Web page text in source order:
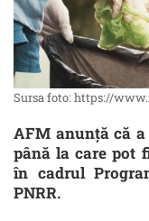
Sursa foto: https://
AFM anunță că
până la care pot
în cadrul
PNRR.